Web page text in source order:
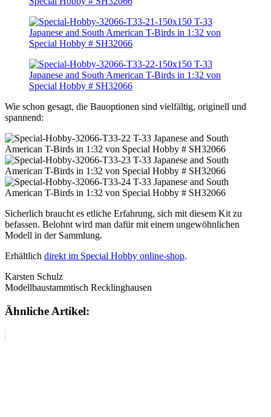
Wie schon gesagt, die Bauoptionen sind vielfältig, originell und
spannend:
Sicherlich braucht es etliche Erfahrung, sich mit diesem Kit zu
befassen. Belohnt wird man dafür mit einem ungewöhnlichen
Modell in der Sammlung.
Erhältlich direkt im Special Hobby online-shop.
Karsten Schulz
Modellbaustammtisch Recklinghausen
Ähnliche Artikel: